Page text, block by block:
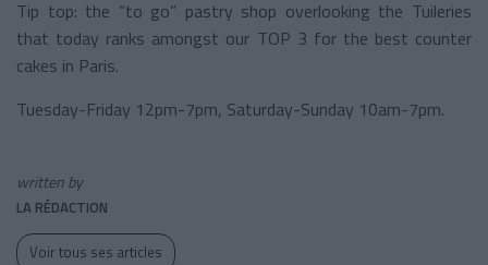
Tip top: the “to go” pastry shop overlooking the Tuileries
that today ranks amongst our TOP 3 for the best counter
cakes in Paris.
Tuesday-Friday 12pm-7pm, Saturday-Sunday 10am-7pm.
written by
LA RÉDACTION
Voir tous ses articles